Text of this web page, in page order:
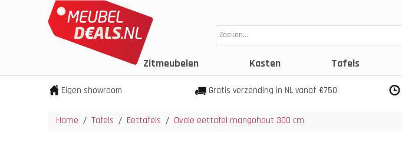
Zitmeubelen Kasten Tafels
Eigen showroom Gratis verzending in NL vanaf €750
Home / Tafels / Eettafels / Ovale eettafel mangohout 300 cm